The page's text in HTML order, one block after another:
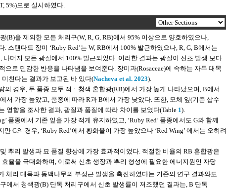
5%)으로 실시하였다.
을 제외한 모든 처리구(W, R, G, RB)에서 95% 이상으로 양호하였으나,
스탠다드 장미 ‘Ruby Red’는 W, RB에서 100% 발근하였으나, R, G, B에서는
머지 모든 광질에서 100% 발근되었다. 이러한 결과는 광질이 신초 발생 보다
로 민감한 반응을 나타냄을 보여준다. 장미과(Rosaceae)에 속하는 자두 대목
미친다는 결과가 보고된 바 있다(Nacheva et al. 2023).
의 경우, 두 품종 모두 적ㆍ청색 혼합광(RB)에서 가장 높게 나타났으며, B에서
서 가장 높았고, 품종에 따라 R과 B에서 가장 낮았다. 또한, 모체 잎(기존 삽수
영향을 조사한 결과, 광질과 품질에 따라 차이를 보였다(Table 1).
품종에서 기존 잎을 가장 적게 유지하였고, ‘Ruby Red’ 품종에서도 G와 함께
G의 경우, ‘Ruby Red’에서 황화율이 가장 높았으나 ‘Red Wing’ 에서는 오히려
뿌리 발생과 묘 품질 향상에 가장 효과적이었다. 적절한 비율의 RB 혼합광은
율을 극대화하며, 이로써 신초 생장과 뿌리 형성에 필요한 에너지원인 자당
체리 대목과 동백나무의 부정근 발생을 촉진하였다는 기존의 연구 결과와도
에서 청색광(B) 단독 처리구에서 신초 발생률이 저조했던 결과는, B 단독